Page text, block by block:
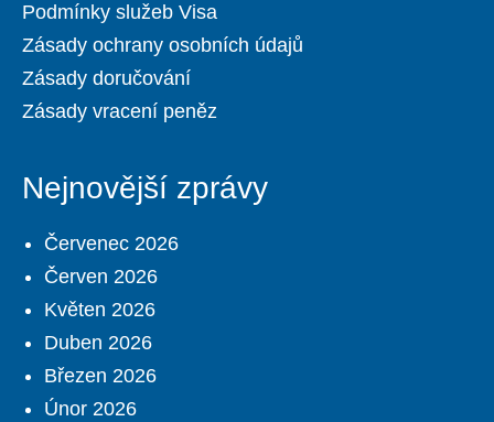
Podmínky služeb Visa
Zásady ochrany osobních údajů
Zásady doručování
Zásady vracení peněz
Nejnovější zprávy
Červenec 2026
Červen 2026
Květen 2026
Duben 2026
Březen 2026
Únor 2026